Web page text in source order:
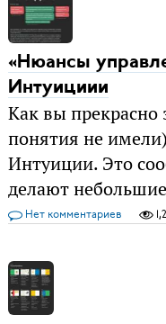
«Нюансы
Интуициии
Как вы прекрасно
понятия не
Интуиции. Это
делают
Нет комментариев